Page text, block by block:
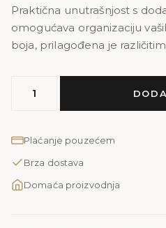
Praktična unutrašnjost s
omogućava organizaciju
boja, prilagođena je
LENA
|
kroko
količina
Plaćanje pouzećem
Brza dostava
Domaća proizvodnja